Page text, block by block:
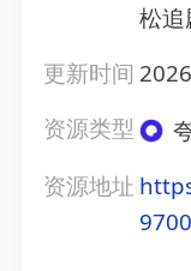
松追
更新时间
资源类型
资源地址
9700